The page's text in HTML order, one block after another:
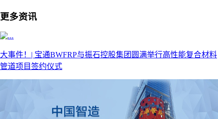
更多资讯
大事件！| 宝通BWFRP与振石控股集团圆满举行高性能复合材料
管道项目签约仪式